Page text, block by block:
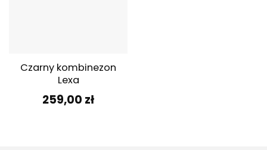
Czarny kombinezon
Lexa
259,00 zł